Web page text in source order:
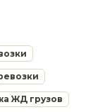
ЖД грузов